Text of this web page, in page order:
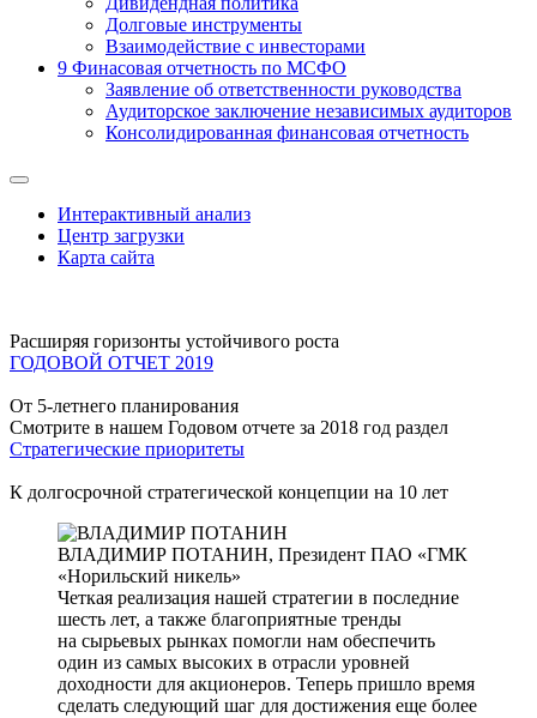
Долговые инструменты
Взаимодействие с инвеcторами
9 Финасовая отчетность по МСФО
Заявление об ответственности руководства
Аудиторское заключение независимых аудиторов
Консолидированная финансовая отчетность
Интерактивный анализ
Центр загрузки
Карта сайта
Расширяя горизонты устойчивого роста
ГОДОВОЙ ОТЧЕТ 2019
От 5-летнего планирования
Смотрите в нашем Годовом отчете за 2018 год раздел
Стратегические приоритеты
К долгосрочной стратегической концепции на 10 лет
ВЛАДИМИР ПОТАНИН, Президент ПАО «ГМК
«Норильский никель»
Четкая реализация нашей стратегии в последние
шесть лет, а также благоприятные тренды
на сырьевых рынках помогли нам обеспечить
один из самых высоких в отрасли уровней
доходности для акционеров. Теперь пришло время
сделать следующий шаг для достижения еще более